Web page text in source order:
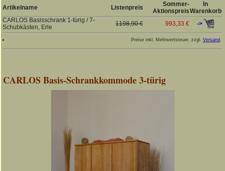
Artikelname Listenpreis
Sommer-
Aktionspreis
In
Warenkorb
CARLOS Basisschrank 1-türig / 7-
Schubkästen, Erle
1198,90 € 993,33 € ->
Preise inkl. Mehrwertsteuer, zzgl. Versand.
CARLOS Basis-Schrankkommode 3-türig